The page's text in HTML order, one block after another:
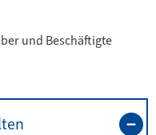
und Beschäftigte